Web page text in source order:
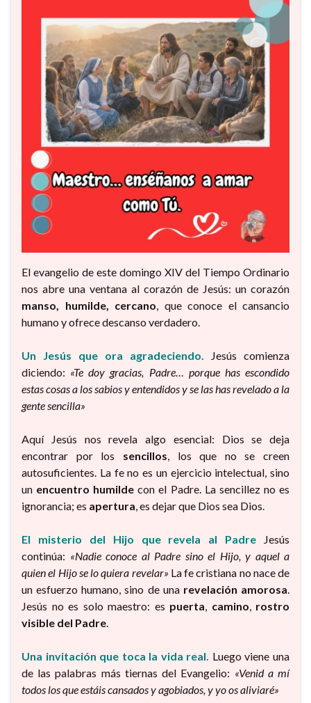
El evangelio de este domingo XIV del Tiempo Ordinario
nos abre una ventana al corazón de Jesús: un corazón
manso, humilde, cercano, que conoce el cansancio
humano y ofrece descanso verdadero.
Un Jesús que ora agradeciendo.
Jesús comienza
diciendo: «Te doy gracias, Padre… porque has escondido
estas cosas a los sabios y entendidos y se las has revelado a la
gente sencilla»
Aquí Jesús nos revela algo esencial: Dios se deja
encontrar por los sencillos, los que no se creen
autosuficientes. La fe no es un ejercicio intelectual, sino
un encuentro humilde con el Padre. La sencillez no es
ignorancia; es apertura, es dejar que Dios sea Dios.
El misterio del Hijo que revela al Padre
Jesús
continúa: «Nadie conoce al Padre sino el Hijo, y aquel a
quien el Hijo se lo quiera revelar» La fe cristiana no nace de
un esfuerzo humano, sino de una revelación amorosa.
Jesús no es solo maestro: es puerta, camino, rostro
visible del Padre.
Una invitación que toca la vida real. Luego viene una
de las palabras más tiernas del Evangelio: «Venid a mí
todos los que estáis cansados y agobiados, y yo os aliviaré»